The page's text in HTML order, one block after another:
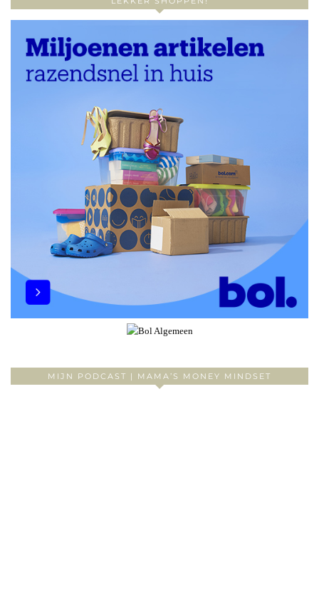
MIJN PODCAST | MAMA’S MONEY MINDSET